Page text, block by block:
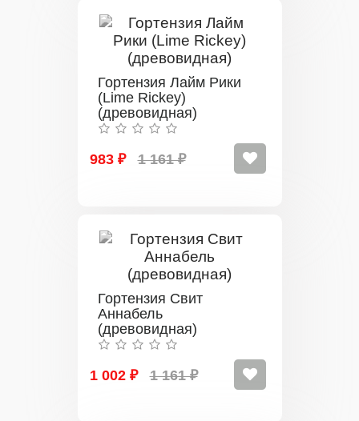
Гортензия Лайм Рики
(Lime Rickey)
(древовидная)
983 ₽ 1 161 ₽
Гортензия Свит
Аннабель
(древовидная)
1 002 ₽ 1 161 ₽